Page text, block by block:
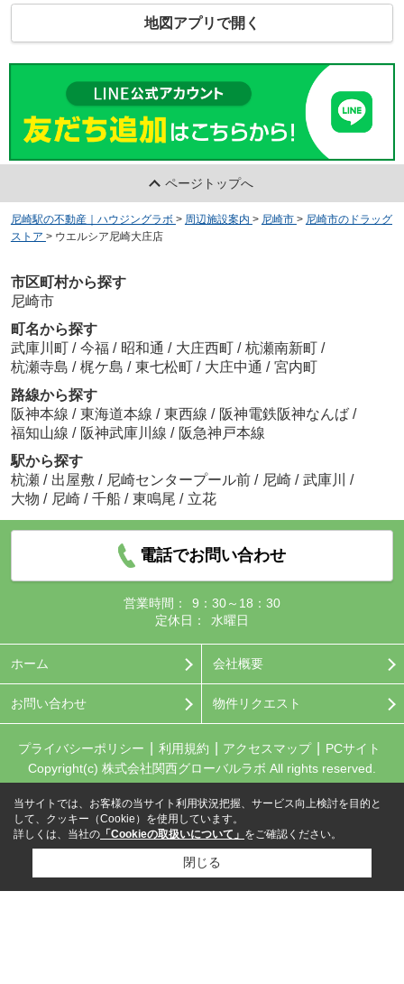
地図アプリで開く
ページトップへ
尼崎駅の不動産｜ハウジングラボ > 周辺施設案内 > 尼崎市 > 尼崎市のドラッグ
ストア > ウエルシア尼崎大庄店
市区町村から探す
尼崎市
町名から探す
武庫川町 / 今福 / 昭和通 / 大庄西町 / 杭瀬南新町 /
杭瀬寺島 / 梶ケ島 / 東七松町 / 大庄中通 / 宮内町
路線から探す
阪神本線 / 東海道本線 / 東西線 / 阪神電鉄阪神なんば /
福知山線 / 阪神武庫川線 / 阪急神戸本線
駅から探す
杭瀬 / 出屋敷 / 尼崎センタープール前 / 尼崎 / 武庫川
/
大物 / 尼崎 / 千船 / 東鳴尾 / 立花
電話でお問い合わせ
営業時間：
9：30～18：30
定休日：
水曜日
ホーム 会社概要
お問い合わせ 物件リクエスト
プライバシーポリシー 利用規約 アクセスマップ
PCサイト
Copyright(c) 株式会社関西グローバルラボ All rights reserved.
当サイトでは、お客様の当サイト利用状況把握、サービス向上検討を目的と
して、クッキー（Cookie）を使用しています。
詳しくは、当社の 「Cookieの取扱いについて」 をご確認ください。
閉じる